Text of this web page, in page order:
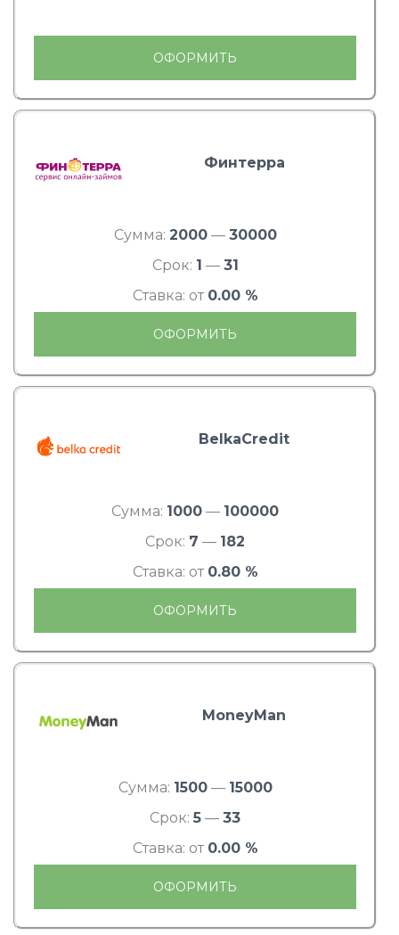
ОФОРМИТЬ
Финтерра
Сумма: 2000— 30000
Срок: 1 — 31
Ставка: от 0.00 %
ОФОРМИТЬ
BelkaCredit
Сумма: 1000 — 100000
Срок: 7 — 182
Ставка: от 0.80 %
ОФОРМИТЬ
MoneyMan
Сумма: 1500— 15000
Срок: 5 — 33
Ставка: от 0.00 %
ОФОРМИТЬ